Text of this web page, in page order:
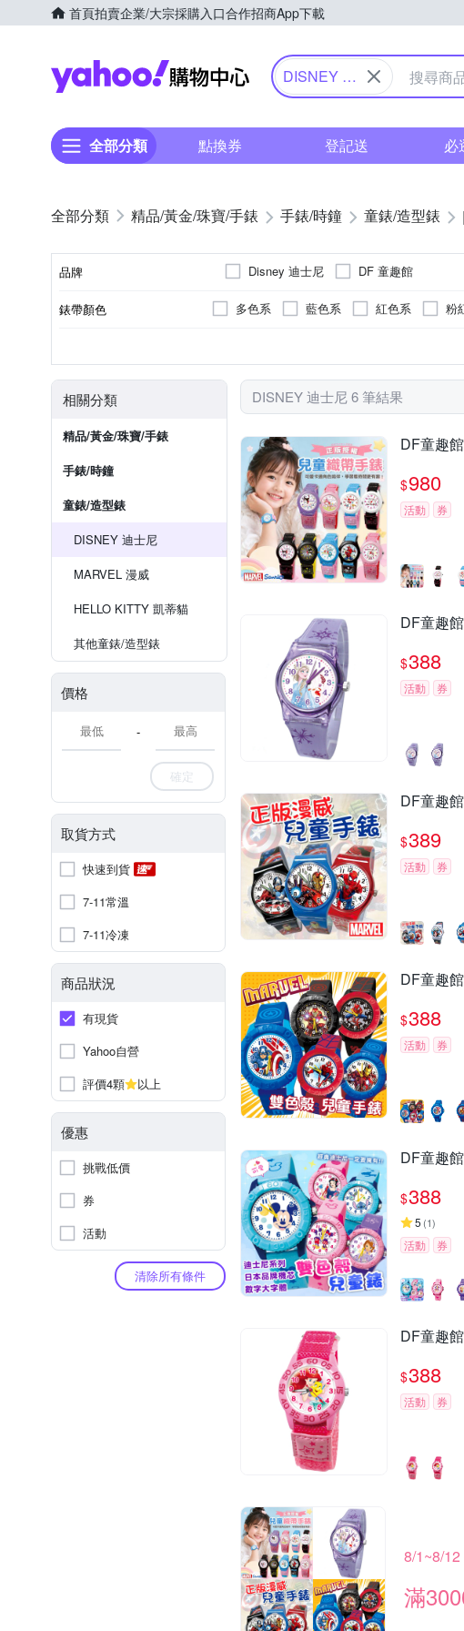
首頁拍賣企業/大宗採購入口合作招商App下載
Yahoo購物中心
DISNEY 迪
全部分類 點換券 登記送 必
精品/黃金/珠寶/手錶 手錶/時鐘 童錶/造型錶
品牌 Disney 迪士尼 DF 童趣館
錶帶顏色 多色系 藍色系 紅色系 粉
相關分類
精品/黃金/珠寶/手錶
手錶/時鐘
童錶/造型錶
DISNEY 迪士尼
MARVEL 漫威
HELLO KITTY 凱蒂貓
其他童錶/造型錶
價格
-
確定
取貨方式
快速到貨
7-11常溫
7-11冷凍
商品狀況
有現貨
Yahoo自營
評價4顆
以上
優惠
挑戰低價
券
活動
清除所有條件
DISNEY 迪士尼 6 筆結果
DF童趣
$980
活動 券
DF童趣
$388
活動 券
DF童趣
$389
活動 券
DF童趣
$388
活動 券
DF童趣
$388
5 (1)
活動 券
DF童趣
$388
活動 券
8/1~8/
滿